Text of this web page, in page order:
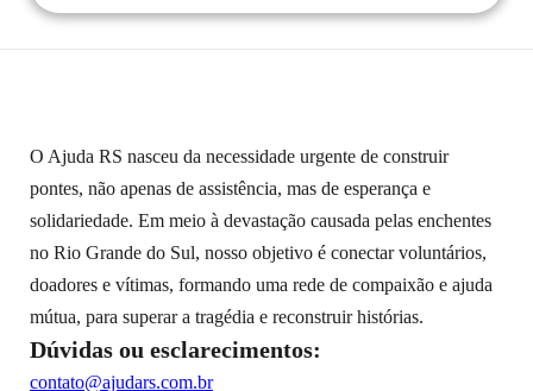
O Ajuda RS nasceu da necessidade urgente de construir
pontes, não apenas de assistência, mas de esperança e
solidariedade. Em meio à devastação causada pelas enchentes
no Rio Grande do Sul, nosso objetivo é conectar voluntários,
doadores e vítimas, formando uma rede de compaixão e ajuda
mútua, para superar a tragédia e reconstruir histórias.
Dúvidas ou esclarecimentos:
contato@ajudars.com.br